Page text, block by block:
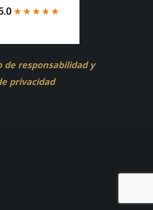
de responsabilidad y
privacidad